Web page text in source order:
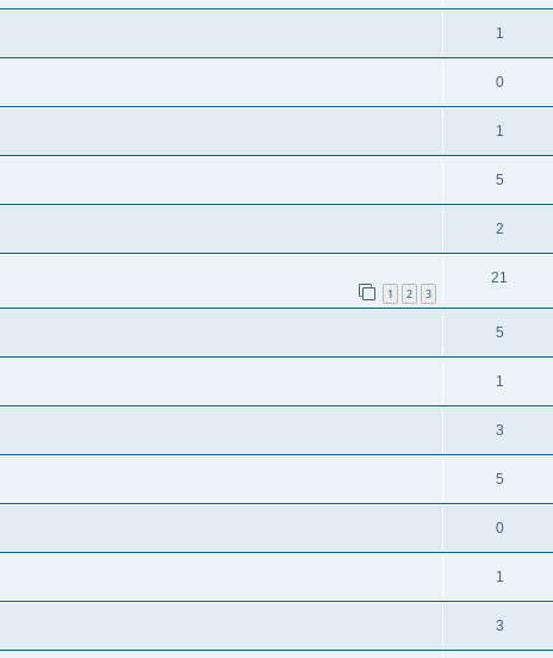
1
0
1
5
2
1 2 3
21
5
1
3
5
0
1
3